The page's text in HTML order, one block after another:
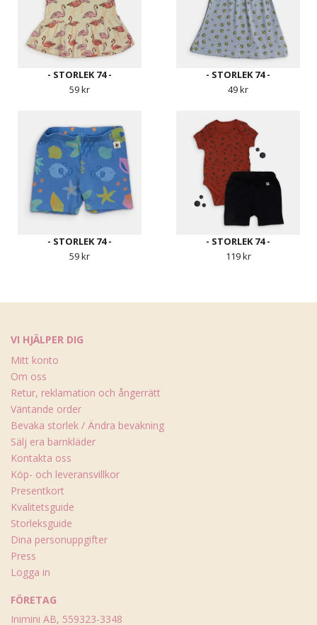
- STORLEK 74 -
59 kr
- STORLEK 74 -
49 kr
- STORLEK 74 -
59 kr
- STORLEK 74 -
119 kr
VI HJÄLPER DIG
Mitt konto
Om oss
Retur, reklamation och ångerrätt
Väntande order
Bevaka storlek / Ändra bevakning
Sälj era barnkläder
Kontakta oss
Köp- och leveransvillkor
Presentkort
Kvalitetsguide
Storleksguide
Dina personuppgifter
Press
Logga in
FÖRETAG
Inimini AB, 559323-3348